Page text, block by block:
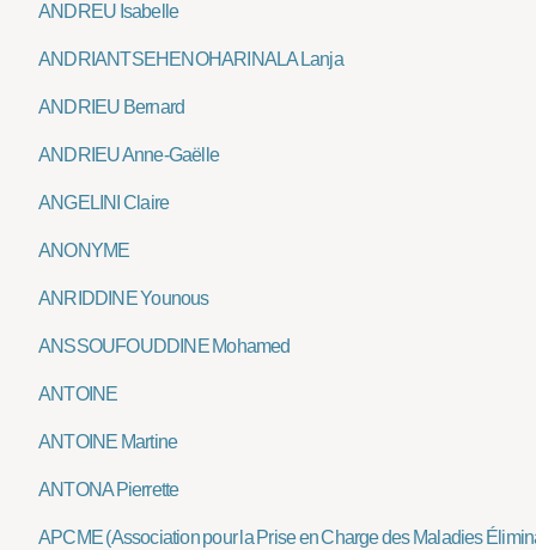
ANDREU Isabelle
ANDRIANTSEHENOHARINALA Lanja
ANDRIEU Bernard
ANDRIEU Anne-Gaëlle
ANGELINI Claire
ANONYME
ANRIDDINE Younous
ANSSOUFOUDDINE Mohamed
ANTOINE
ANTOINE Martine
ANTONA Pierrette
APCME (Association pour la Prise en Charge des Maladies